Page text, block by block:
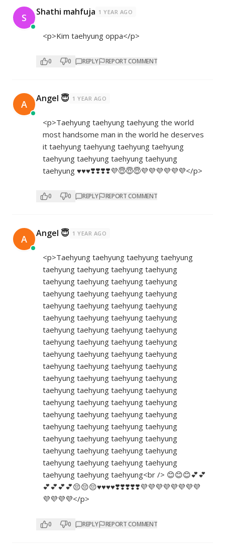
S Shathi mahfuja 1 YEAR AGO
<p>Kim taehyung oppa</p>
0 0 REPLY REPORT COMMENT
A Angel 😇 1 YEAR AGO
<p>Taehyung taehyung taehyung the world
most handsome man in the world he deserves
it taehyung taehyung taehyung taehyung
taehyung taehyung taehyung taehyung
taehyung ♥️♥️♥️❣️❣️❣️❣️💜😇😇😇💜💜💜💜💜💜</p>
0 0 REPLY REPORT COMMENT
A Angel 😇 1 YEAR AGO
<p>Taehyung taehyung taehyung taehyung
taehyung taehyung taehyung taehyung
taehyung taehyung taehyung taehyung
taehyung taehyung taehyung taehyung
taehyung taehyung taehyung taehyung
taehyung taehyung taehyung taehyung
taehyung taehyung taehyung taehyung
taehyung taehyung taehyung taehyung
taehyung taehyung taehyung taehyung
taehyung taehyung taehyung taehyung
taehyung taehyung taehyung taehyung
taehyung taehyung taehyung taehyung
taehyung taehyung taehyung taehyung
taehyung taehyung taehyung taehyung
taehyung taehyung taehyung taehyung
taehyung taehyung taehyung taehyung
taehyung taehyung taehyung taehyung
taehyung taehyung taehyung taehyung
taehyung taehyung taehyung<br /> 😊😊😊💕💕
💕💕💕💕😔😔😔♥️♥️♥️♥️❣️❣️❣️❣️❣️💜💜💜💜💜💜💜💜
💜💜💜💜</p>
0 0 REPLY REPORT COMMENT